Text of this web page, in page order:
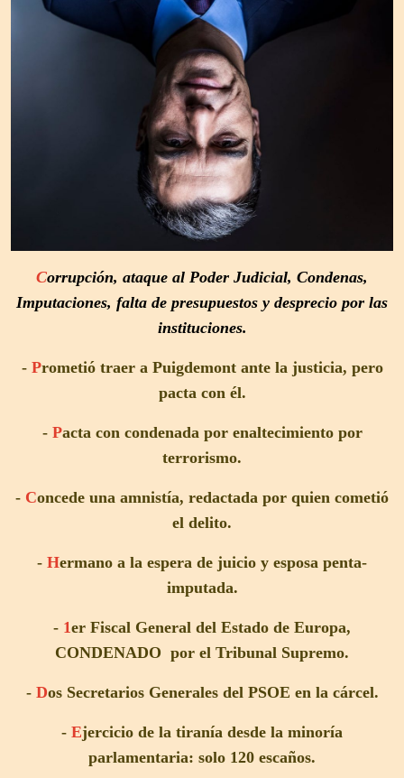
Corrupción, ataque al Poder Judicial, Condenas,
Imputaciones, falta de presupuestos y desprecio por las
instituciones.
- Prometió traer a Puigdemont ante la justicia, pero
pacta con él.
- Pacta con condenada por enaltecimiento por
terrorismo.
- Concede una amnistía, redactada por quien cometió
el delito.
- Hermano a la espera de juicio y esposa penta-
imputada.
- 1er Fiscal General del Estado de Europa,
CONDENADO por el Tribunal Supremo.
- Dos Secretarios Generales del PSOE en la cárcel.
- Ejercicio de la tiranía desde la minoría
parlamentaria: solo 120 escaños.